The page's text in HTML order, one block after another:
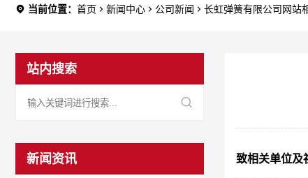
当前位置： 首页 新闻中心 公司新闻 长虹弹簧有限公司网站
站内搜索
新闻资讯
致相关单位及